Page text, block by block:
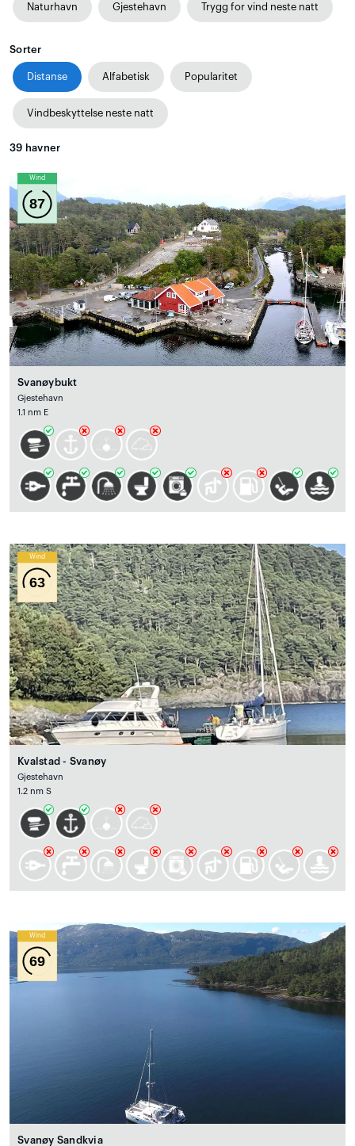
Naturhavn Gjestehavn Trygg for vind neste natt
Sorter
Distanse Alfabetisk Popularitet
Vindbeskyttelse neste natt
39 havner
Wind
87
Svanøybukt
Gjestehavn
1.1 nm E
Wind
63
Kvalstad - Svanøy
Gjestehavn
1.2 nm S
Wind
69
Svanøy Sandkvia